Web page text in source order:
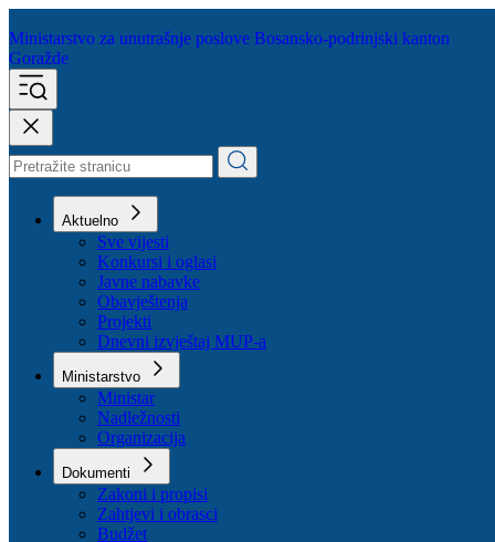
Ministarstvo za unutrašnje poslove
Goražde
Aktuelno
Sve vijesti
Konkursi i oglasi
Javne nabavke
Obavještenja
Projekti
Dnevni izvještaj MUP-a
Ministarstvo
Ministar
Nadležnosti
Organizacija
Dokumenti